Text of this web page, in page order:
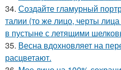
34. Создайте гламурный
талии (то же лицо, черты
в пустыне с летящими
35. Весна вдохновляет на
расцветают.